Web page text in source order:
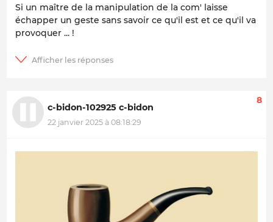
Si un maître de la manipulation de la com' laisse
échapper un geste sans savoir ce qu'il est et ce qu'il va
provoquer ... !
c-bidon-102925 c-bidon
22 janvier 2025 à 08:18:29
8